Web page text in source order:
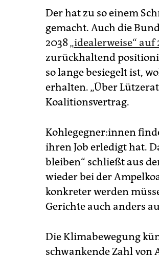
Der hat zu so einem
gemacht. Auch die
2038„idealerweise“
zurückhaltend
so lange besiegelt ist,
erhalten. „Über
Koalitionsvertrag.
Koh­le­geg­ne­r:in­nen
ihren Job erledigt hat.
bleiben“ schließt aus
wieder bei der
konkreter werden
Gerichte auch anders
Die Klimabewegung
schwankende Zahl